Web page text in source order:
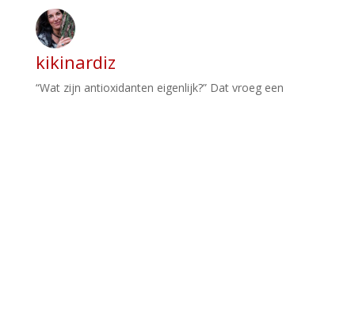
kikinardiz
“Wat zijn antioxidanten eigenlijk?” Dat vroeg een